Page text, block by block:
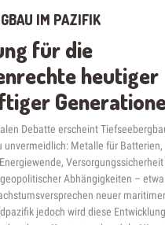
IM PAZIFIK
für die
heutiger
Debatte erscheint
unvermeidlich: Metalle für Batterien,
Versorgungssicherheit
Abhängigkeiten –
neuer maritimer
jedoch wird diese